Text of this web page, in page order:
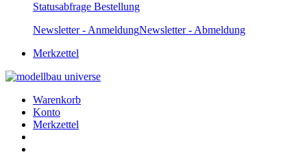
Statusabfrage Bestellung
Newsletter - AnmeldungNewsletter - Abmeldung
Merkzettel
Warenkorb
Konto
Merkzettel